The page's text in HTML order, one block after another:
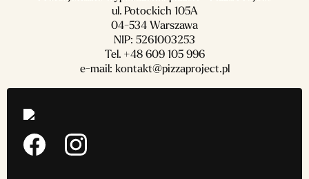
ul. Potockich 105A
04-534 Warszawa
NIP: 5261003253
Tel. +48 609 105 996
e-mail: kontakt@pizzaproject.pl